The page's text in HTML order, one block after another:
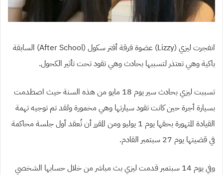
انفجرت ليزي (Lizzy) عضوة فرقة أفتر سكول (After School) السابقة
باكية وهي تعتذر لتسببها بحادث وهي تقود تحت تأثير الكحول.
تسببت ليزي بحادث سير يوم 18 مايو من هذه السنة حيث اصطدمت
بسيارة أجرة حين كانت تقود سيارتها وهي مخمورة ولقد تم توجيه تهمة
القيادة المتهورة بحقها يوم 1 يوليو ومن المقرر أن تُعقد أول جلسة محاكمة
في قضيتها يوم 27 سبتمبر القادم.
وفي يوم 14 سبتمبر قدمت ليزي بث مباشر من خلال حسابها الشخصي